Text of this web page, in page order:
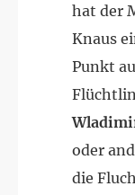
hat der
Knaus
Punkt
oder
die